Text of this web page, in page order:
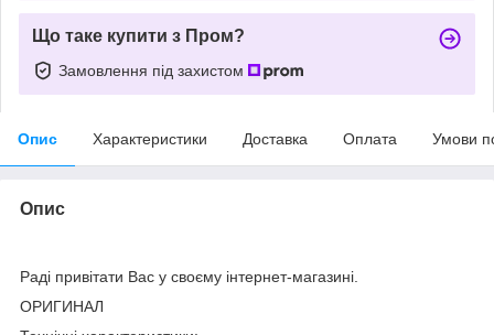
Що таке купити з Пром?
Замовлення під захистом
Опис Характеристики Доставка Оплата Умови
Опис
Раді привітати Вас у своєму інтернет-магазині.
ОРИГИНАЛ